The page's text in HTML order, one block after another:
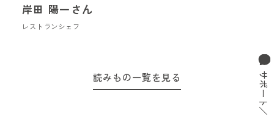
岸田 陽一さん
レストランシェフ
読みもの一覧を見る